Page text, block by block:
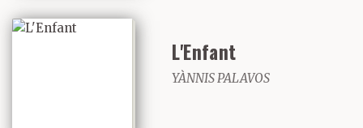
L'Enfant
YÀNNIS PALAVOS